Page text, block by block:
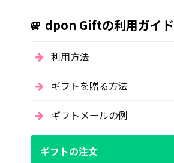
dpon Giftの利用ガイド
利用方法
ギフトを贈る方法
ギフトメールの例
ギフトの注文